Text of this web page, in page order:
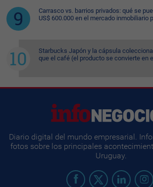
Carrasco vs. barrios privados: qué se
US$ 600.000 en el mercado inmobiliario
Starbucks Japón y la cápsula
que el café (el producto se convierte en
Diario digital del mundo empresarial.
fotos sobre los principales
Uruguay.